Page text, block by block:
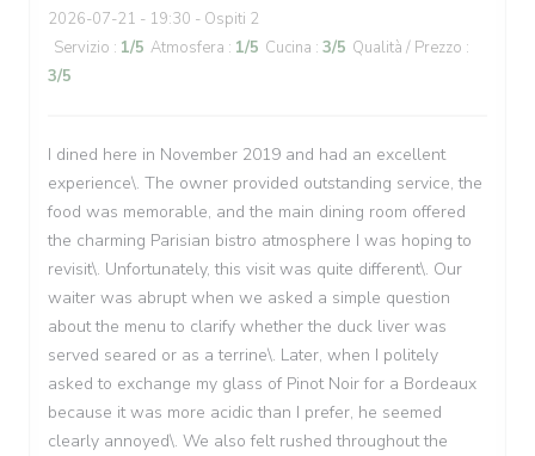
2026-07-21 - 19:30 - Ospiti 2
Servizio : 1/5 Atmosfera : 1/5 Cucina : 3/5 Qualità / Prezzo :
3/5
I dined here in November 2019 and had an excellent
experience\. The owner provided outstanding service, the
food was memorable, and the main dining room offered
the charming Parisian bistro atmosphere I was hoping to
revisit\. Unfortunately, this visit was quite different\. Our
waiter was abrupt when we asked a simple question
about the menu to clarify whether the duck liver was
served seared or as a terrine\. Later, when I politely
asked to exchange my glass of Pinot Noir for a Bordeaux
because it was more acidic than I prefer, he seemed
clearly annoyed\. We also felt rushed throughout the